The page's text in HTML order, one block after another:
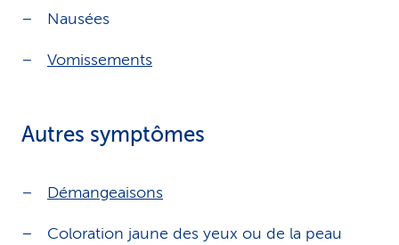
Nausées
Vomissements
Autres symptômes
Démangeaisons
Coloration jaune des yeux ou de la peau